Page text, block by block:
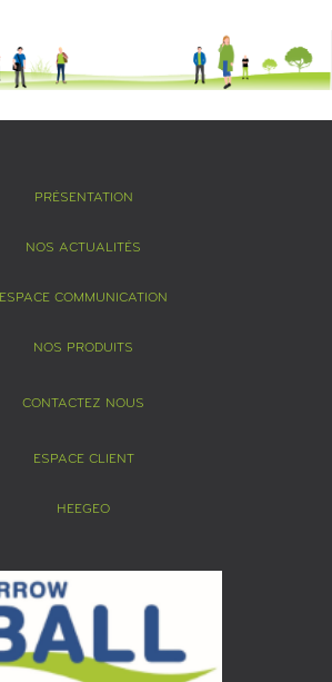
PRÉSENTATION
NOS ACTUALITÉS
ESPACE COMMUNICATION
NOS PRODUITS
CONTACTEZ NOUS
ESPACE CLIENT
HEEGEO